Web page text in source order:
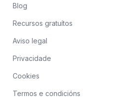
Blog
Recursos gratuítos
Aviso legal
Privacidade
Cookies
Termos e condicións